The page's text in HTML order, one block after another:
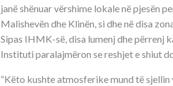
janë shënuar vërshime lokale në pjesën
Malishevën dhe Klinën, si dhe në disa
Sipas IHMK-së, disa lumenj dhe përrenj
Instituti paralajmëron se reshjet e shiut
“Këto kushte atmosferike mund të